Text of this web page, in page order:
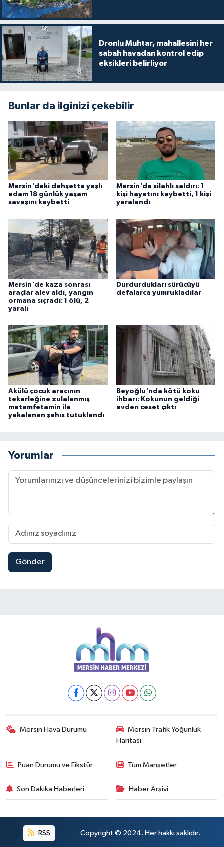
Dronlu Muhtar, mahallesini her
sabah havadan kontrol edip
eksikleri belirliyor
Bunlar da ilginizi çekebilir
Mersin'deki dehşette yaşlı
adam 18 günlük yaşam
savaşını kaybetti
Mersin'de silahlı saldırı: 1
kişi hayatını kaybetti, 1 kişi
yaralandı
Mersin'de kaza sonrası
araçlar alev aldı, yangın
ormana sıçradı: 1 ölü, 2
yaralı
Durdurdukları sürücüyü
defalarca yumrukladılar
Akülü çocuk aracının
tekerleğine zulalanmış
metamfetamin ile
yakalanan şahıs tutuklandı
Beyoğlu'nda kötü koku
ihbarı: Kokunun geldiği
evden ceset çıktı
Yorumlar
Gönder
Mersin Hava Durumu
Mersin Trafik Yoğunluk
Haritası
Puan Durumu ve Fikstür Tüm Manşetler
Son Dakika Haberleri Haber Arşivi
RSS Copyright © 2024. Her hakkı saklıdır.